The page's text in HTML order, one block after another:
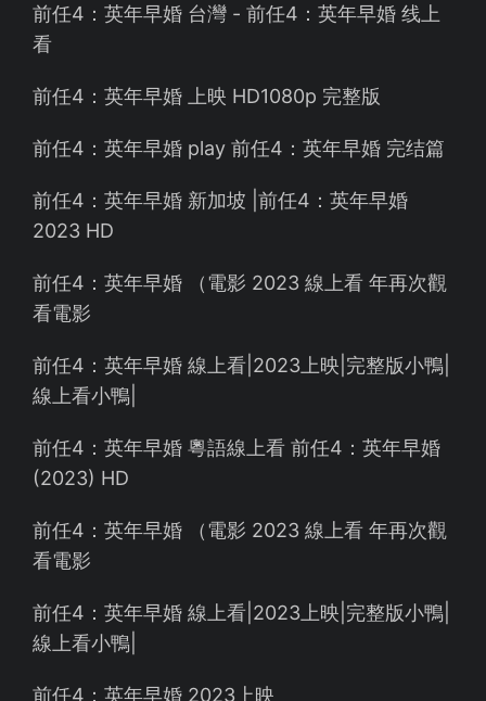
前任4：英年早婚 台灣 - 前任4：英年早婚 线上
看
前任4：英年早婚 上映 HD1080p 完整版
前任4：英年早婚 play 前任4：英年早婚 完结篇
前任4：英年早婚 新加坡 |前任4：英年早婚
2023 HD
前任4：英年早婚 （電影 2023 線上看 年再次觀
看電影
前任4：英年早婚 線上看|2023上映|完整版小鴨|
線上看小鴨|
前任4：英年早婚 粵語線上看 前任4：英年早婚
(2023) HD
前任4：英年早婚 （電影 2023 線上看 年再次觀
看電影
前任4：英年早婚 線上看|2023上映|完整版小鴨|
線上看小鴨|
前任4：英年早婚 2023上映